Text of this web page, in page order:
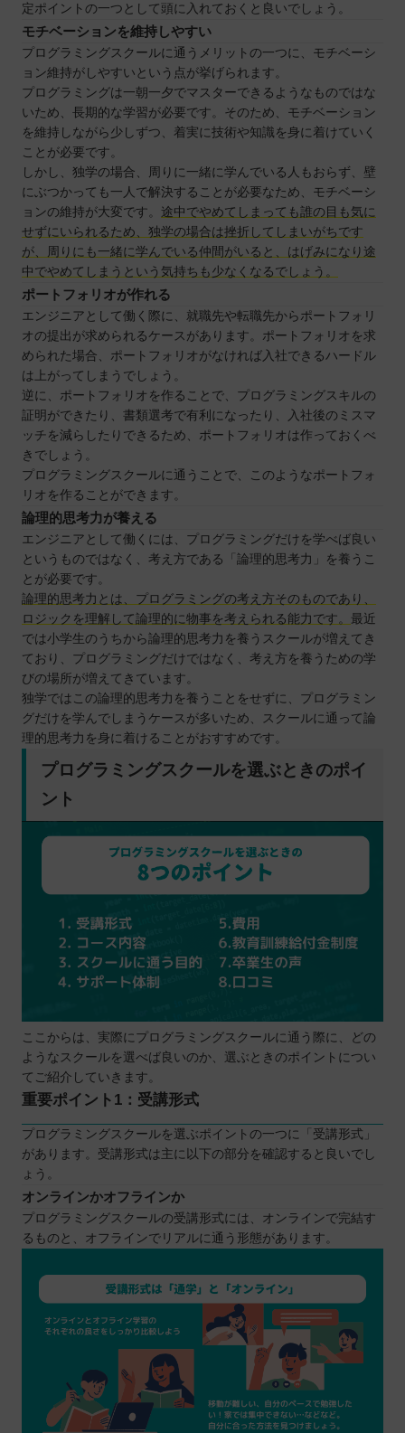
定ポイントの一つとして頭に入れておくと良いでしょう。
モチベーションを維持しやすい
プログラミングスクールに通うメリットの一つに、モチベーシ
ョン維持がしやすいという点が挙げられます。
プログラミングは一朝一夕でマスターできるようなものではな
いため、長期的な学習が必要です。そのため、モチベーション
を維持しながら少しずつ、着実に技術や知識を身に着けていく
ことが必要です。
しかし、独学の場合、周りに一緒に学んでいる人もおらず、壁
にぶつかっても一人で解決することが必要なため、モチベーシ
ョンの維持が大変です。 途中でやめてしまっても誰の目も気に
せずにいられるため、独学の場合は挫折してしまいがちです
が、周りにも一緒に学んでいる仲間がいると、はげみになり途
中でやめてしまうという気持ちも少なくなるでしょう。
ポートフォリオが作れる
エンジニアとして働く際に、就職先や転職先からポートフォリ
オの提出が求められるケースがあります。ポートフォリオを求
められた場合、ポートフォリオがなければ入社できるハードル
は上がってしまうでしょう。
逆に、ポートフォリオを作ることで、プログラミングスキルの
証明ができたり、書類選考で有利になったり、入社後のミスマ
ッチを減らしたりできるため、ポートフォリオは作っておくべ
きでしょう。
プログラミングスクールに通うことで、このようなポートフォ
リオを作ることができます。
論理的思考力が養える
エンジニアとして働くには、プログラミングだけを学べば良い
というものではなく、考え方である「論理的思考力」を養うこ
とが必要です。
論理的思考力とは、プログラミングの考え方そのものであり、
ロジックを理解して論理的に物事を考えられる能力です。 最近
では小学生のうちから論理的思考力を養うスクールが増えてき
ており、プログラミングだけではなく、考え方を養うための学
びの場所が増えてきています。
独学ではこの論理的思考力を養うことをせずに、プログラミン
グだけを学んでしまうケースが多いため、スクールに通って論
理的思考力を身に着けることがおすすめです。
プログラミングスクールを選ぶときのポイ
ント
ここからは、実際にプログラミングスクールに通う際に、どの
ようなスクールを選べば良いのか、選ぶときのポイントについ
てご紹介していきます。
重要ポイント1：受講形式
プログラミングスクールを選ぶポイントの一つに「受講形式」
があります。受講形式は主に以下の部分を確認すると良いでし
ょう。
オンラインかオフラインか
プログラミングスクールの受講形式には、オンラインで完結す
るものと、オフラインでリアルに通う形態があります。